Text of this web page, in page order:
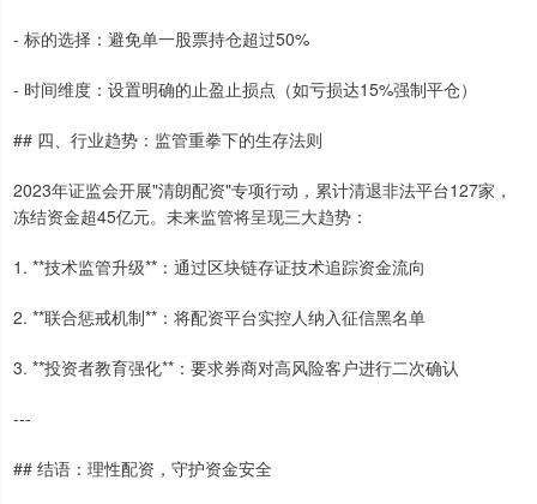
- 标的选择：避免单一股票持仓超过50%
- 时间维度：设置明确的止盈止损点（如亏损达15%强制平仓）
## 四、行业趋势：监管重拳下的生存法则
2023年证监会开展"清朗配资"专项行动，累计清退非法平台127家，
冻结资金超45亿元。未来监管将呈现三大趋势：
1. **技术监管升级**：通过区块链存证技术追踪资金流向
2. **联合惩戒机制**：将配资平台实控人纳入征信黑名单
3. **投资者教育强化**：要求券商对高风险客户进行二次确认
---
## 结语：理性配资，守护资金安全